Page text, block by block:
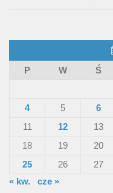
P
W Ś
4
5 6
11
12 13
18
19 20
25
26 27
« kw.
cze »